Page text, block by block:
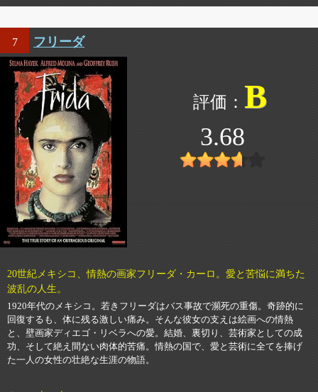
7 フリーダ
B
3.68
20世紀メキシコ、情熱の画家フリーダ・カーロ。愛と苦悩に満ちた
波乱の人生。
1920年代のメキシコ。若きフリーダはバス事故で瀕死の重傷。奇跡的に
回復するも、体に残る激しい痛み。そんな彼女の支えは絵画への情熱
と、壁画家ディエゴ・リベラへの愛。結婚、裏切り、芸術家としての成
功、そして絶え間ない肉体的苦痛。情熱の国で、愛と芸術に全てを捧げ
た一人の女性の壮絶な生涯の物語。